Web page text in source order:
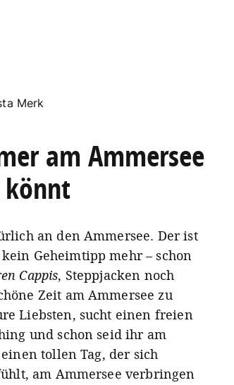
Merk
am Ammersee
könnt
an den Ammersee. Der ist
Geheimtipp mehr – schon
Cappis, Steppjacken noch
Zeit am Ammersee zu
Liebsten, sucht einen freien
und schon seid ihr am
tollen Tag, der sich
am Ammersee verbringen